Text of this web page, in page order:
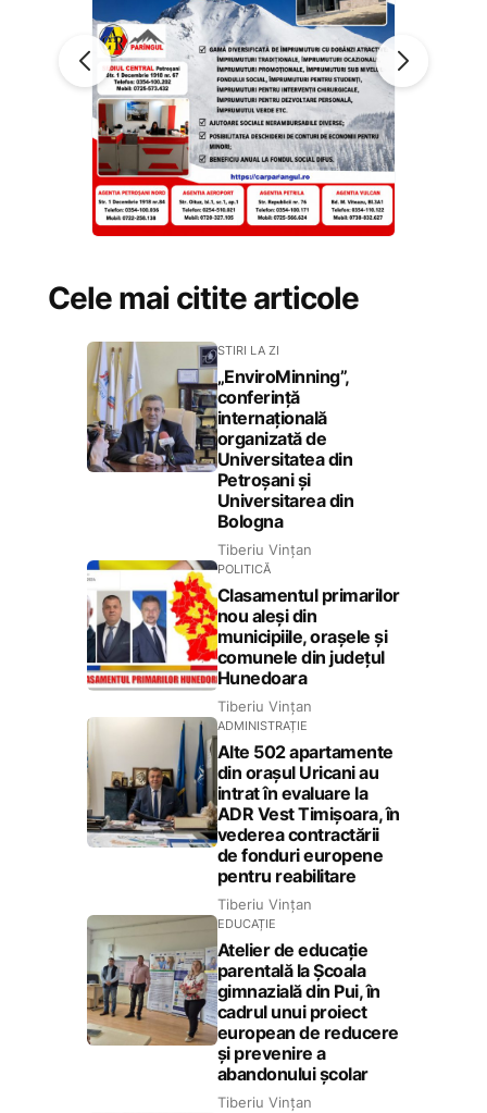
Cele mai citite articole
STIRI LA ZI
„EnviroMinning”,
conferință
internațională
organizată de
Universitatea din
Petroșani și
Universitarea din
Bologna
Tiberiu Vințan
POLITICĂ
Clasamentul primarilor
nou aleși din
municipiile, orașele și
comunele din județul
Hunedoara
Tiberiu Vințan
ADMINISTRAȚIE
Alte 502 apartamente
din orașul Uricani au
intrat în evaluare la
ADR Vest Timișoara, în
vederea contractării
de fonduri europene
pentru reabilitare
Tiberiu Vințan
EDUCAȚIE
Atelier de educație
parentală la Școala
gimnazială din Pui, în
cadrul unui proiect
european de reducere
și prevenire a
abandonului școlar
Tiberiu Vințan